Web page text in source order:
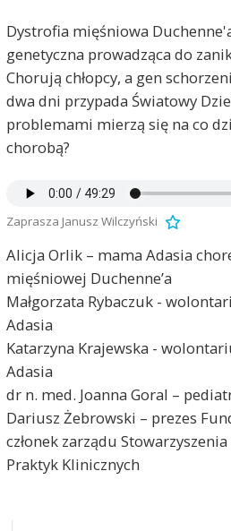
Dystrofia mięśniowa
genetyczna prowadząca do
Chorują chłopcy, a gen
dwa dni przypada Światowy
problemami mierzą się na co
chorobą?
Zaprasza Janusz Wilczyński
Alicja Orlik – mama Adasia
mięśniowej Duchenne’a
Małgorzata Rybaczuk -
Adasia
Katarzyna Krajewska -
Adasia
dr n. med. Joanna Goral –
Dariusz Żebrowski – prezes
członek zarządu
Praktyk Klinicznych